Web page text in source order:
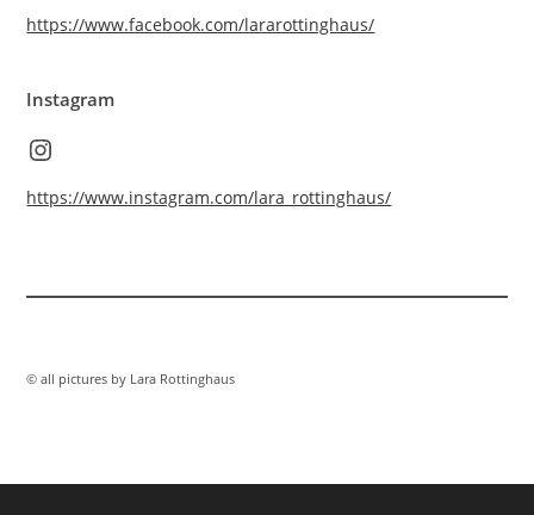
https://www.facebook.com/lararottinghaus/
Instagram
Instagram
https://www.instagram.com/lara_rottinghaus/
© all pictures by Lara Rottinghaus